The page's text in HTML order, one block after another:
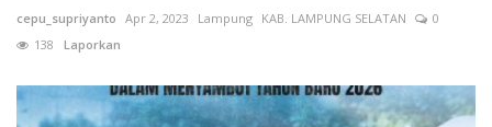
cepu_supriyanto Apr 2, 2023 Lampung KAB. LAMPUNG SELATAN
0
138 Laporkan